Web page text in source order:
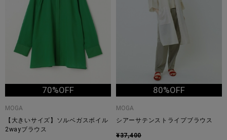
70%OFF
MOGA
【大きいサイズ】ソルベガスボイル
2wayブラウス
80%OFF
MOGA
シアーサテンストライプブラウス
¥37,400